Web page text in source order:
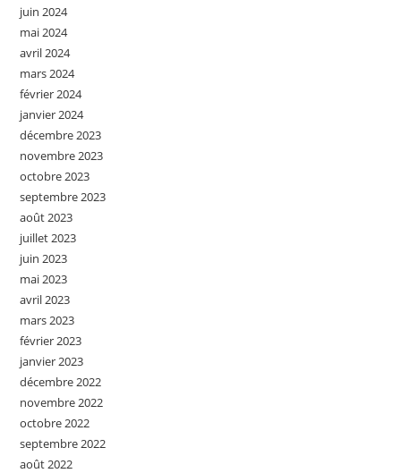
juin 2024
mai 2024
avril 2024
mars 2024
février 2024
janvier 2024
décembre 2023
novembre 2023
octobre 2023
septembre 2023
août 2023
juillet 2023
juin 2023
mai 2023
avril 2023
mars 2023
février 2023
janvier 2023
décembre 2022
novembre 2022
octobre 2022
septembre 2022
août 2022